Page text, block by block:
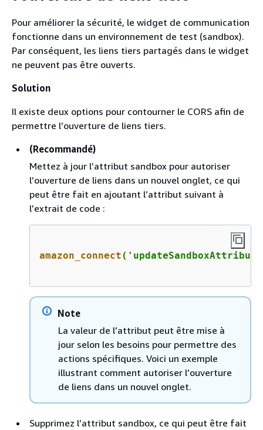
Pour améliorer la sécurité, le widget de communication
fonctionne dans un environnement de test (sandbox).
Par conséquent, les liens tiers partagés dans le widget
ne peuvent pas être ouverts.
Solution
Il existe deux options pour contourner le CORS afin de
permettre l’ouverture de liens tiers.
(Recommandé)
Mettez à jour l’attribut sandbox pour autoriser
l’ouverture de liens dans un nouvel onglet, ce qui
peut être fait en ajoutant l’attribut suivant à
l’extrait de code :
amazon_connect
Note
La valeur de l’attribut peut être mise à
jour selon les besoins pour permettre des
actions spécifiques. Voici un exemple
illustrant comment autoriser l’ouverture
de liens dans un nouvel onglet.
Supprimez l’attribut sandbox, ce qui peut être fait